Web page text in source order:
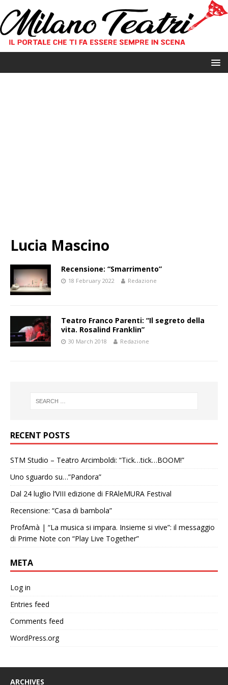
Lucia Mascino
Recensione: “Smarrimento”
18 February 2022 Redazione
Teatro Franco Parenti: “Il segreto della
vita. Rosalind Franklin”
30 March 2018 Redazione
RECENT POSTS
STM Studio – Teatro Arcimboldi: “Tick…tick…BOOM!”
Uno sguardo su…”Pandora”
Dal 24 luglio l’VIII edizione di FRAleMURA Festival
Recensione: “Casa di bambola”
ProfAmà | “La musica si impara. Insieme si vive”: il messaggio
di Prime Note con “Play Live Together”
META
Log in
Entries feed
Comments feed
WordPress.org
ARCHIVES